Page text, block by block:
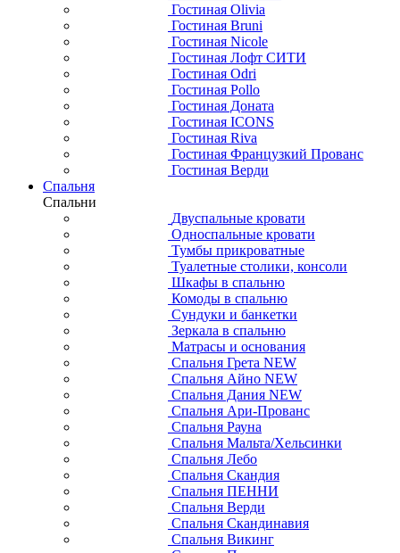
Гостиная Olivia
Гостиная Bruni
Гостиная Nicole
Гостиная Лофт СИТИ
Гостиная Odri
Гостиная Pollo
Гостиная Доната
Гостиная ICONS
Гостиная Riva
Гостиная Французкий Прованс
Гостиная Верди
Спальня
Спальни
Двуспальные кровати
Односпальные кровати
Тумбы прикроватные
Туалетные столики, консоли
Шкафы в спальню
Комоды в спальню
Сундуки и банкетки
Зеркала в спальню
Матрасы и основания
Спальня Грета NEW
Спальня Айно NEW
Спальня Дания NEW
Спальня Ари-Прованс
Спальня Рауна
Спальня Мальта/Хельсинки
Спальня Лебо
Спальня Скандия
Спальня ПЕННИ
Спальня Верди
Спальня Скандинавия
Спальня Викинг